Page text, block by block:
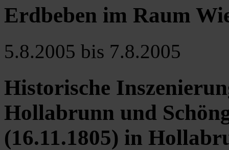
Erdbeben im Raum
5.8.2005 bis 7.8.2005
Historische
Hollabrunn und
(16.11.1805) in